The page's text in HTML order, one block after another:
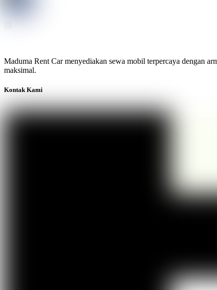
Maduma Rent Car menyediakan sewa mobil terpercaya dengan
maksimal.
Kontak Kami